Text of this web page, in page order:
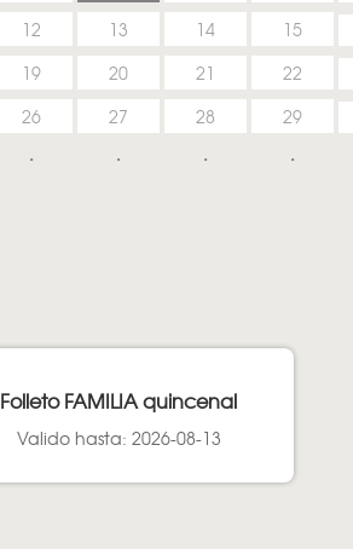
12 13 14 15
19 20 21 22
26 27 28 29
Folleto FAMILIA quincenal
Valido hasta: 2026-08-13